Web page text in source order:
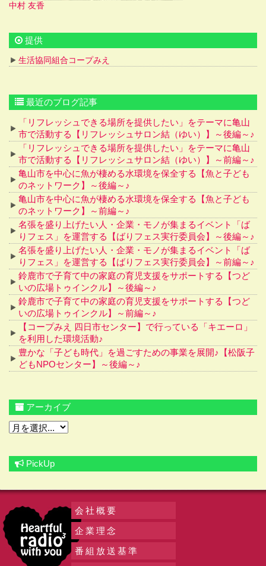
中村 友香
提供
生活協同組合コープみえ
最近のブログ記事
「リフレッシュできる場所を提供したい」をテーマに亀山
市で活動する【リフレッシュサロン結（ゆい）】～後編～♪
「リフレッシュできる場所を提供したい」をテーマに亀山
市で活動する【リフレッシュサロン結（ゆい）】～前編～♪
亀山市を中心に魚が棲める水環境を保全する【魚と子ども
のネットワーク】～後編～♪
亀山市を中心に魚が棲める水環境を保全する【魚と子ども
のネットワーク】～前編～♪
名張を盛り上げたい人・企業・モノが集まるイベント「ば
りフェス」を運営する【ばりフェス実行委員会】～後編～♪
名張を盛り上げたい人・企業・モノが集まるイベント「ば
りフェス」を運営する【ばりフェス実行委員会】～前編～♪
鈴鹿市で子育て中の家庭の育児支援をサポートする【つど
いの広場トゥインクル】～後編～♪
鈴鹿市で子育て中の家庭の育児支援をサポートする【つど
いの広場トゥインクル】～前編～♪
【コープみえ 四日市センター】で行っている「キエーロ」
を利用した環境活動♪
豊かな「子ども時代」を過ごすための事業を展開♪【松阪子
どもNPOセンター】～後編～♪
アーカイブ
PickUp
会社概要
企業理念
番組放送基準